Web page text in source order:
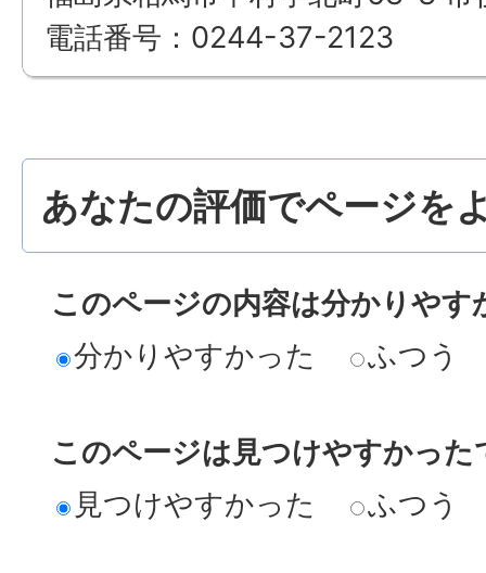
電話番号：0244-37-2123
あなたの評価でページを
このページの内容は分かりやす
分かりやすかった
ふつう
このページは見つけやすかった
見つけやすかった
ふつう